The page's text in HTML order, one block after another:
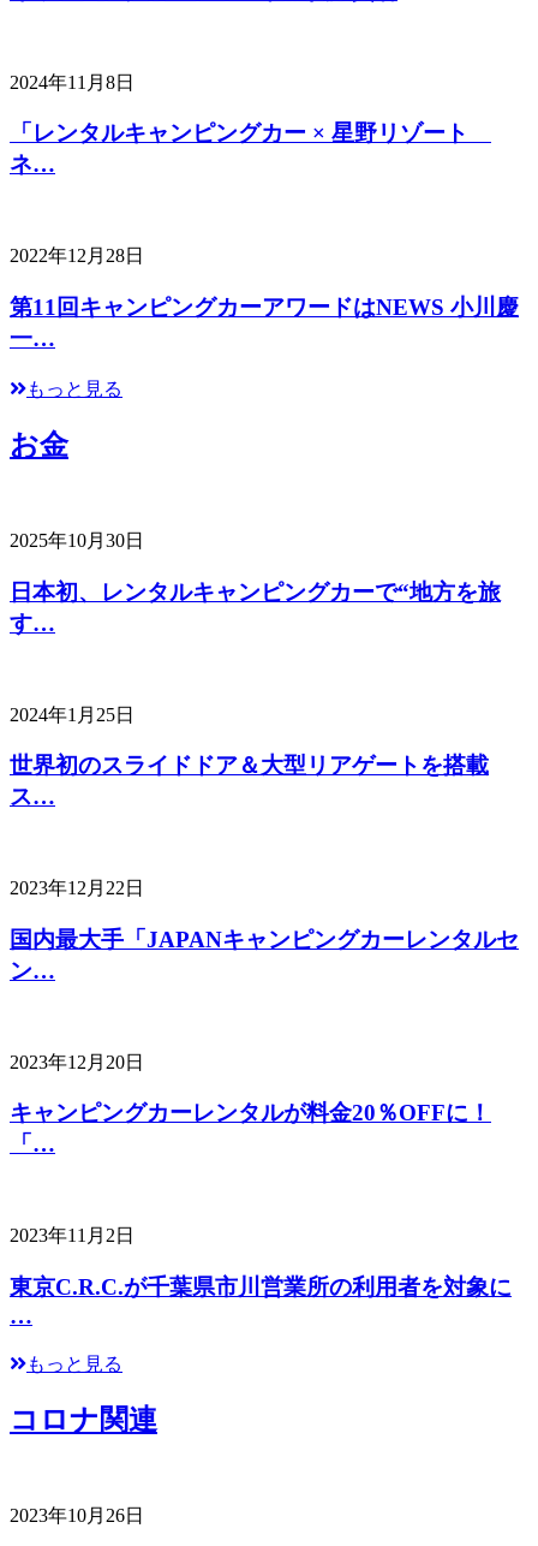
2024年11月8日
「レンタルキャンピングカー × 星野リゾート
ネ…
2022年12月28日
第11回キャンピングカーアワードはNEWS 小川慶
一…
もっと見る
お金
2025年10月30日
日本初、レンタルキャンピングカーで“地方を旅
す…
2024年1月25日
世界初のスライドドア＆大型リアゲートを搭載
ス…
2023年12月22日
国内最大手「JAPANキャンピングカーレンタルセ
ン…
2023年12月20日
キャンピングカーレンタルが料金20％OFFに！
「…
2023年11月2日
東京C.R.C.が千葉県市川営業所の利用者を対象に
…
もっと見る
コロナ関連
2023年10月26日